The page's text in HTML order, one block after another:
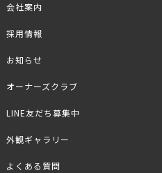
会社案内
採用情報
お知らせ
オーナーズクラブ
LINE友だち募集中
外観ギャラリー
よくある質問